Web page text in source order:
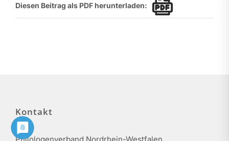
Diesen Beitrag als PDF herunterladen:
Kontakt